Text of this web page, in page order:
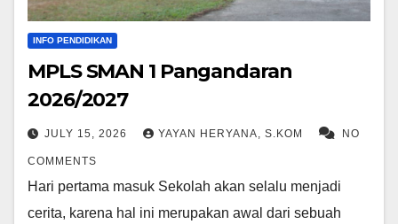
INFO PENDIDIKAN
MPLS SMAN 1 Pangandaran
2026/2027
JULY 15, 2026 YAYAN HERYANA, S.KOM NO
COMMENTS
Hari pertama masuk Sekolah akan selalu menjadi
cerita, karena hal ini merupakan awal dari sebuah